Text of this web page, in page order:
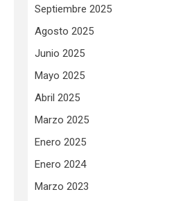
Septiembre 2025
Agosto 2025
Junio 2025
Mayo 2025
Abril 2025
Marzo 2025
Enero 2025
Enero 2024
Marzo 2023